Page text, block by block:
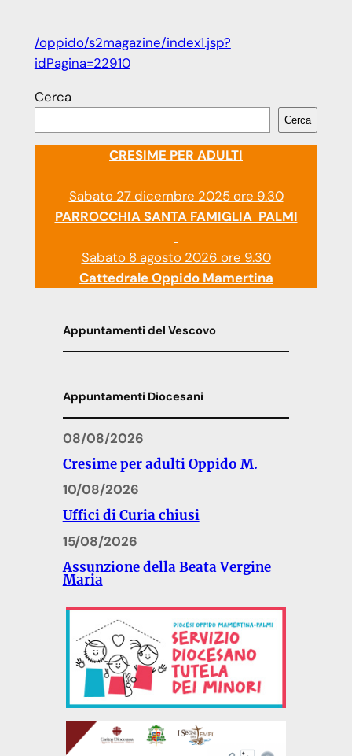
/oppido/s2magazine/index1.jsp?
idPagina=22910
Cerca
Cerca
CRESIME PER ADULTI
Sabato 27 dicembre 2025 ore 9.30
PARROCCHIA SANTA FAMIGLIA PALMI
Sabato 8 agosto 2026 ore 9.30
Cattedrale Oppido Mamertina
Appuntamenti del Vescovo
Appuntamenti Diocesani
08/08/2026
Cresime per adulti Oppido M.
10/08/2026
Uffici di Curia chiusi
15/08/2026
Assunzione della Beata Vergine
Maria